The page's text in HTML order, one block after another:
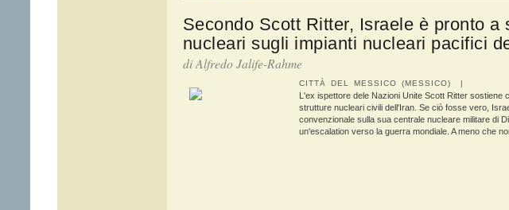
Secondo Scott Ritter, Israele è pronto a
nucleari sugli impianti nucleari pacifici
di Alfredo Jalife-Rahme
CITTÀ DEL MESSICO (MESSICO) |
L'ex ispettore dele Nazioni Unite Scott Ritter sostiene
strutture nucleari civili dell'Iran. Se ciò fosse vero,
convenzionale sulla sua centrale nucleare militare di
un'escalation verso la guerra mondiale. A meno che